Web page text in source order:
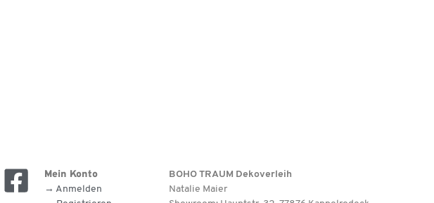
Mein Konto
→ Anmelden
BOHO TRAUM Dekoverleih
Natalie Maier